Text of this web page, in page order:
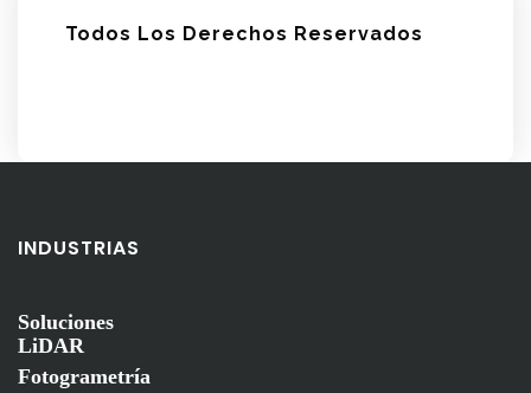
Todos Los Derechos Reservados
INDUSTRIAS
Soluciones
LiDAR
Fotogrametría